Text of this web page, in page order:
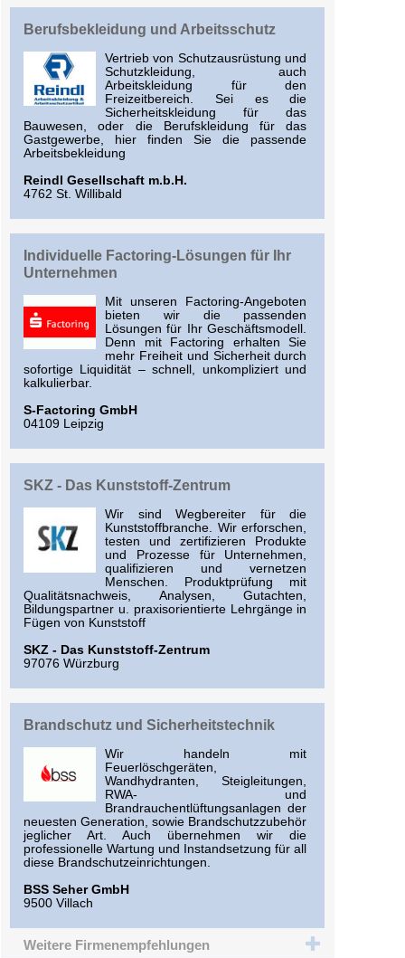
Berufsbekleidung und Arbeitsschutz
Vertrieb von Schutzausrüstung und
Schutzkleidung, auch
Arbeitskleidung für den
Freizeitbereich. Sei es die
Sicherheitskleidung für das
Bauwesen, oder die Berufskleidung für das
Gastgewerbe, hier finden Sie die passende
Arbeitsbekleidung
Reindl Gesellschaft m.b.H.
4762 St. Willibald
Indivi­duelle Factoring-Lösungen für Ihr
Unternehmen
Mit unseren Factoring-Angeboten
bieten wir die passenden
Lösungen für Ihr Geschäfts­modell.
Denn mit Factoring erhalten Sie
mehr Freiheit und Sicherheit durch
sofortige Liquidität – schnell, unkompliziert und
kalkulierbar.
S-Factoring GmbH
04109 Leipzig
SKZ - Das Kunststoff-Zentrum
Wir sind Wegbereiter für die
Kunststoffbranche. Wir erforschen,
testen und zertifizieren Produkte
und Prozesse für Unternehmen,
qualifizieren und vernetzen
Menschen. Produktprüfung mit
Qualitätsnachweis, Analysen, Gutachten,
Bildungspartner u. praxisorientierte Lehrgänge in
Fügen von Kunststoff
SKZ - Das Kunststoff-Zentrum
97076 Würzburg
Brandschutz und Sicherheitstechnik
Wir handeln mit
Feuerlöschgeräten,
Wandhydranten, Steigleitungen,
RWA- und
Brandrauchentlüftungsanlagen der
neuesten Generation, sowie Brandschutzzubehör
jeglicher Art. Auch übernehmen wir die
professionelle Wartung und Instandsetzung für all
diese Brandschutzeinrichtungen.
BSS Seher GmbH
9500 Villach
Weitere Firmenempfehlungen